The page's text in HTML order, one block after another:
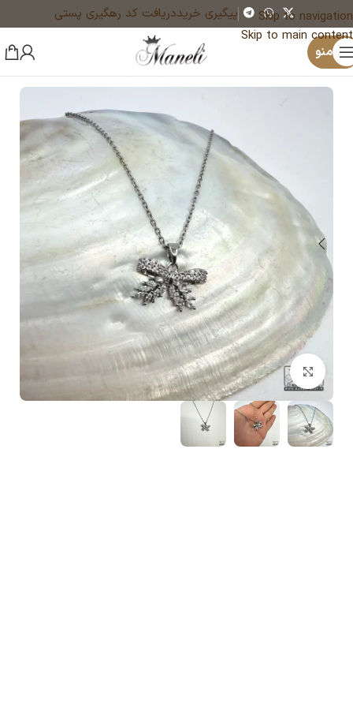
Skip to navigation
Skip to main content
پیگیری خریددریافت کد رهگیری پستی
منو
خانه زیورآلات و بدلیجات رنگ ثابت گردنبند زنانه
بزرگنمایی تصویر
×